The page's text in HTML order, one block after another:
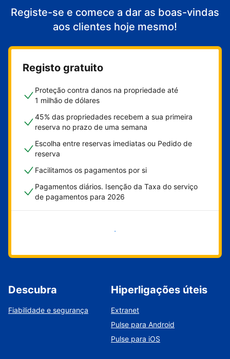
Registe-se e comece a dar as boas-vindas
aos clientes hoje mesmo!
Registo gratuito
Proteção contra danos na propriedade até
1 milhão de dólares
45% das propriedades recebem a sua primeira
reserva no prazo de uma semana
Escolha entre reservas imediatas ou Pedido de
reserva
Facilitamos os pagamentos por si
Pagamentos diários. Isenção da Taxa do serviço
de pagamentos para 2026
Comece já
Descubra
Fiabilidade e segurança
Hiperligações úteis
Extranet
Pulse para Android
Pulse para iOS